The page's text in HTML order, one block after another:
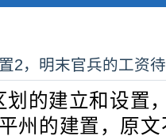
2，明末官兵的工资
划的建立和设置
州的建置，原